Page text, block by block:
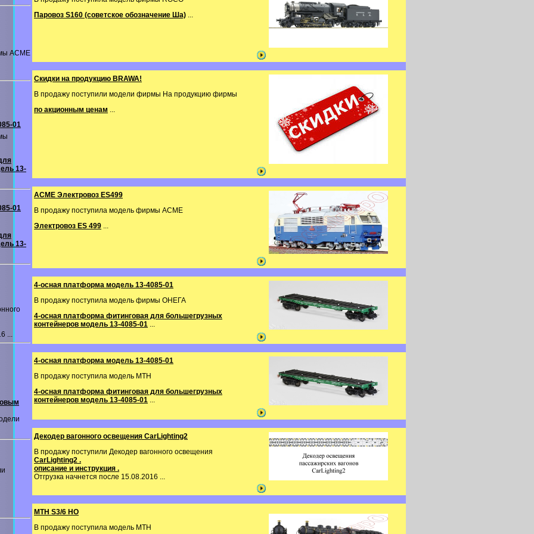
ACME
01
13-
01
13-
...
Паровоз S160 (советское обозначение Ша) ...
Скидки на продукцию BRAWA!
В продажу поступили модели фирмы На продукцию фирмы
по акционным ценам ...
ACME Электровоз ES499
В продажу поступила модель фирмы ACME
Электровоз ES 499 ...
4-осная платформа модель 13-4085-01
В продажу поступила модель фирмы ОНЕГА
4-осная платформа фитинговая для большегрузных
контейнеров модель 13-4085-01 ...
4-осная платформа модель 13-4085-01
В продажу поступила модель MTH
4-осная платформа фитинговая для большегрузных
контейнеров модель 13-4085-01 ...
Декодер вагонного освещения CarLighting2
В продажу поступили Декодер вагонного освещения
CarLighting2 .
описание и инструкция .
Отгрузка начнется после 15.08.2016 ...
MTH S3/6 HO
В продажу поступила модель MTH